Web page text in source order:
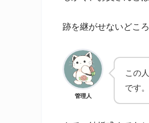
跡を継がせないどこ
管理人
この
です。